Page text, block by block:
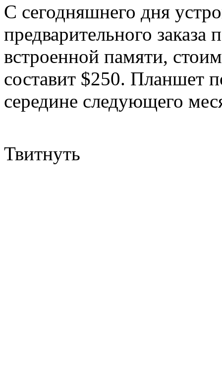
С сегодняшнего дня
предварительного заказа
встроенной памяти,
составит $250. Планшет
середине следующего
Твитнуть